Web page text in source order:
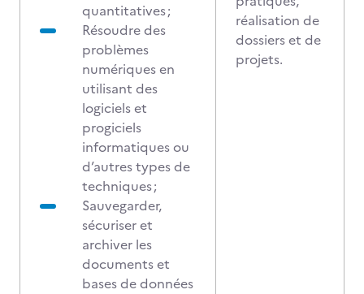
quantitatives ;
Résoudre des
problèmes
numériques en
utilisant des
logiciels et
progiciels
informatiques ou
d’autres types de
techniques ;
Sauvegarder,
sécuriser et
archiver les
documents et
bases de données
réalisation de
dossiers et de
projets.